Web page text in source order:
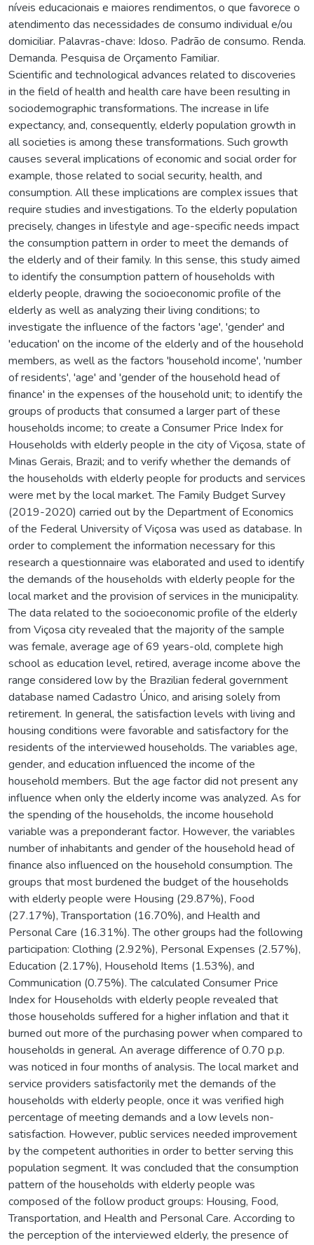
níveis educacionais e maiores rendimentos, o que favorece o
atendimento das necessidades de consumo individual e/ou
domiciliar. Palavras-chave: Idoso. Padrão de consumo. Renda.
Demanda. Pesquisa de Orçamento Familiar.
Scientific and technological advances related to discoveries
in the field of health and health care have been resulting in
sociodemographic transformations. The increase in life
expectancy, and, consequently, elderly population growth in
all societies is among these transformations. Such growth
causes several implications of economic and social order for
example, those related to social security, health, and
consumption. All these implications are complex issues that
require studies and investigations. To the elderly population
precisely, changes in lifestyle and age-specific needs impact
the consumption pattern in order to meet the demands of
the elderly and of their family. In this sense, this study aimed
to identify the consumption pattern of households with
elderly people, drawing the socioeconomic profile of the
elderly as well as analyzing their living conditions; to
investigate the influence of the factors 'age', 'gender' and
'education' on the income of the elderly and of the household
members, as well as the factors 'household income', 'number
of residents', 'age' and 'gender of the household head of
finance' in the expenses of the household unit; to identify the
groups of products that consumed a larger part of these
households income; to create a Consumer Price Index for
Households with elderly people in the city of Viçosa, state of
Minas Gerais, Brazil; and to verify whether the demands of
the households with elderly people for products and services
were met by the local market. The Family Budget Survey
(2019-2020) carried out by the Department of Economics
of the Federal University of Viçosa was used as database. In
order to complement the information necessary for this
research a questionnaire was elaborated and used to identify
the demands of the households with elderly people for the
local market and the provision of services in the municipality.
The data related to the socioeconomic profile of the elderly
from Viçosa city revealed that the majority of the sample
was female, average age of 69 years-old, complete high
school as education level, retired, average income above the
range considered low by the Brazilian federal government
database named Cadastro Único, and arising solely from
retirement. In general, the satisfaction levels with living and
housing conditions were favorable and satisfactory for the
residents of the interviewed households. The variables age,
gender, and education influenced the income of the
household members. But the age factor did not present any
influence when only the elderly income was analyzed. As for
the spending of the households, the income household
variable was a preponderant factor. However, the variables
number of inhabitants and gender of the household head of
finance also influenced on the household consumption. The
groups that most burdened the budget of the households
with elderly people were Housing (29.87%), Food
(27.17%), Transportation (16.70%), and Health and
Personal Care (16.31%). The other groups had the following
participation: Clothing (2.92%), Personal Expenses (2.57%),
Education (2.17%), Household Items (1.53%), and
Communication (0.75%). The calculated Consumer Price
Index for Households with elderly people revealed that
those households suffered for a higher inflation and that it
burned out more of the purchasing power when compared to
households in general. An average difference of 0.70 p.p.
was noticed in four months of analysis. The local market and
service providers satisfactorily met the demands of the
households with elderly people, once it was verified high
percentage of meeting demands and a low levels non-
satisfaction. However, public services needed improvement
by the competent authorities in order to better serving this
population segment. It was concluded that the consumption
pattern of the households with elderly people was
composed of the follow product groups: Housing, Food,
Transportation, and Health and Personal Care. According to
the perception of the interviewed elderly, the presence of